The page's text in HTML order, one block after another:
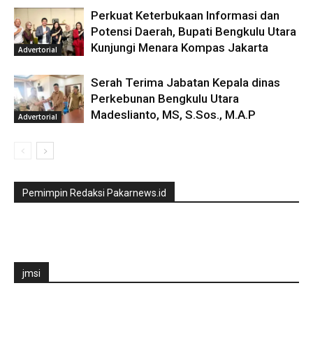
Advertorial
Perkuat Keterbukaan Informasi dan
Potensi Daerah, Bupati Bengkulu Utara
Kunjungi Menara Kompas Jakarta
Advertorial
Serah Terima Jabatan Kepala dinas
Perkebunan Bengkulu Utara
Madeslianto, MS, S.Sos., M.A.P
Pemimpin Redaksi Pakarnews.id
jmsi